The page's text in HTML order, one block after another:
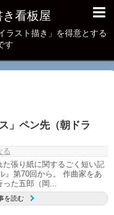
き看板屋
ラスト描き」を得意とする
す
」ペン先（朝ドラ
る
た張り紙に関するごく短い記
』第70回から。 作曲家をあ
た五郎（岡...
を読む